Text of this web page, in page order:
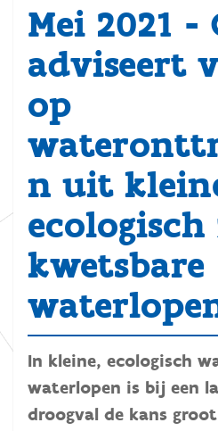
Mei 2021 -
adviseert
op
n uit
ecologisch
kwetsbare
In kleine, ecologisch
waterlopen is bij een
droogval de kans